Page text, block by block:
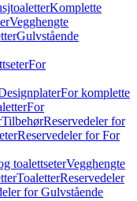
Komplette
Vegghengte
Gulvstående
For
For komplette
For
TilbehørReservedeler for
Reservedeler for For
toalettseterVegghengte
ToaletterReservedeler
for Gulvstående